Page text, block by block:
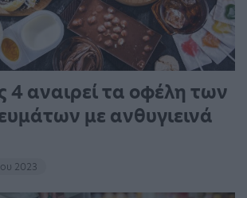
4 αναιρεί τα οφέλη των
με ανθυγιεινά
2023